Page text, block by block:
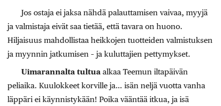
Jos ostaja ei jaksa nähdä palauttamisen vaivaa, myyjä
ja valmistaja eivät saa tietää, että tavara on huono.
Hiljaisuus mahdollistaa heikkojen tuotteiden valmistuksen
ja myynnin jatkumisen – ja kuluttajien pettymykset.
Uimarannalta tultua alkaa Teemun iltapäivän
peliaika. Kuulokkeet korville ja… isän neljä vuotta vanha
läppäri ei käynnistykään! Poika vääntää itkua, ja isä